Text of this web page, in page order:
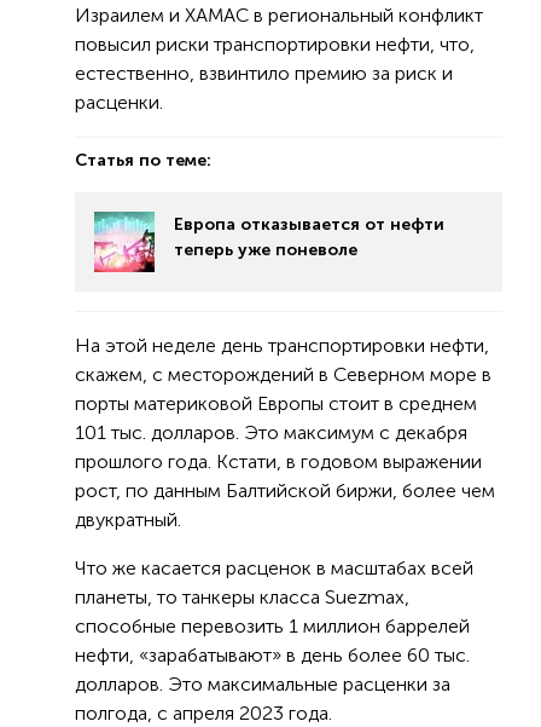
Израилем и ХАМАС в региональный конфликт
повысил риски транспортировки нефти, что,
естественно, взвинтило премию за риск и
расценки.
Статья по теме:
Европа отказывается от нефти
теперь уже поневоле
На этой неделе день транспортировки нефти,
скажем, с месторождений в Северном море в
порты материковой Европы стоит в среднем
101 тыс. долларов. Это максимум с декабря
прошлого года. Кстати, в годовом выражении
рост, по данным Балтийской биржи, более чем
двукратный.
Что же касается расценок в масштабах всей
планеты, то танкеры класса Suezmax,
способные перевозить 1 миллион баррелей
нефти, «зарабатывают» в день более 60 тыс.
долларов. Это максимальные расценки за
полгода, с апреля 2023 года.